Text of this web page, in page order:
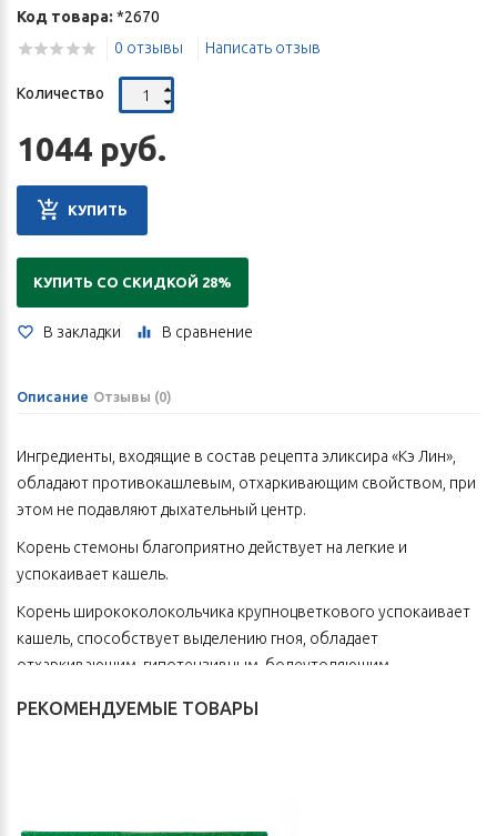
Код товара: *2670
0 отзывы
Написать отзыв
Количество
1044 руб.
КУПИТЬ
КУПИТЬ СО СКИДКОЙ 28%
В закладки В сравнение
Описание Отзывы (0)
Ингредиенты, входящие в состав рецепта эликсира «Кэ Лин»,
обладают противокашлевым, отхаркивающим свойством, при
этом не подавляют дыхательный центр.
Корень стемоны благоприятно действует на легкие и
успокаивает кашель.
Корень ширококолокольчика крупноцветкового успокаивает
кашель, способствует выделению гноя, обладает
отхаркивающим, гипотензивным, болеутоляющим,
противовоспалительным свойством.
РЕКОМЕНДУЕМЫЕ ТОВАРЫ